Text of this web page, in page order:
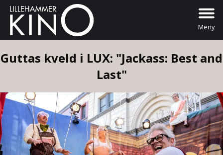
Meny
Guttas kveld i LUX: "Jackass: Best and
Last"